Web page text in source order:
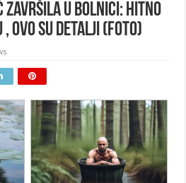
ZAVRŠILA U BOLNICI: Hitno
su DETALJI (FOTO)